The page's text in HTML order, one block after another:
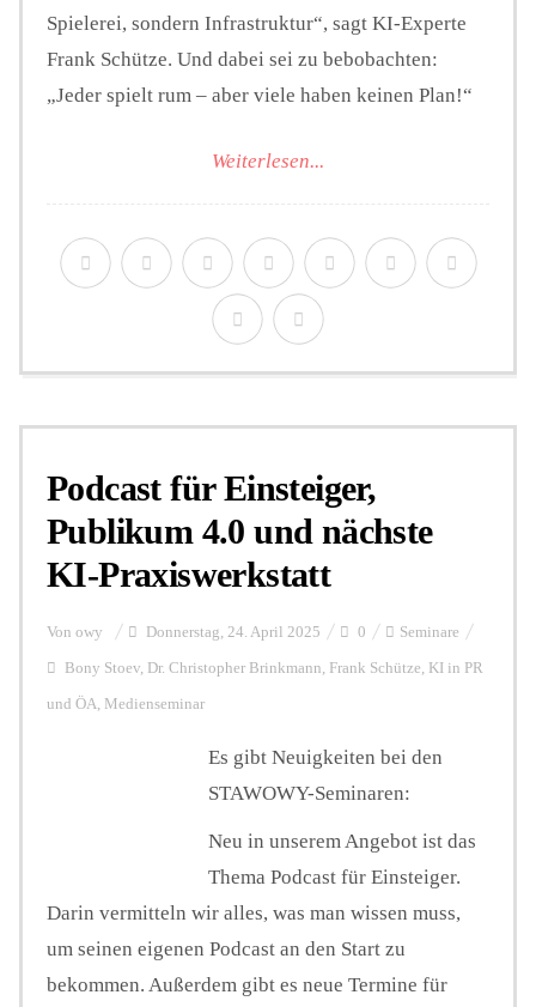
Spielerei, sondern Infrastruktur“, sagt KI-Experte
Frank Schütze. Und dabei sei zu bebobachten:
„Jeder spielt rum – aber viele haben keinen Plan!“
Weiterlesen...
Podcast für Einsteiger,
Publikum 4.0 und nächste
KI-Praxiswerkstatt
Von owy Donnerstag, 24. April 2025 0 Seminare
Bony Stoev, Dr. Christopher Brinkmann, Frank Schütze, KI in PR
und ÖA, Medienseminar
Es gibt Neuigkeiten bei den
STAWOWY-Seminaren:
Neu in unserem Angebot ist das
Thema Podcast für Einsteiger.
Darin vermitteln wir alles, was man wissen muss,
um seinen eigenen Podcast an den Start zu
bekommen. Außerdem gibt es neue Termine für